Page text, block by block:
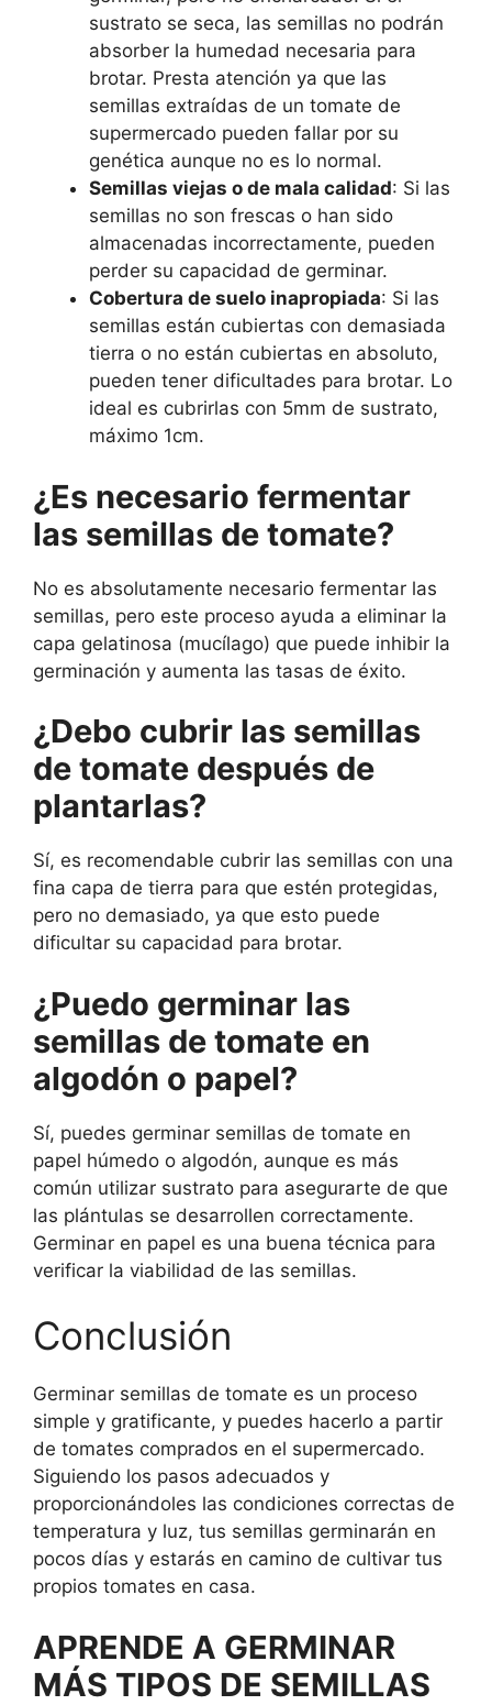
sustrato se seca, las semillas no podrán
absorber la humedad necesaria para
brotar. Presta atención ya que las
semillas extraídas de un tomate de
supermercado pueden fallar por su
genética aunque no es lo normal.
Semillas viejas o de mala calidad: Si las
semillas no son frescas o han sido
almacenadas incorrectamente, pueden
perder su capacidad de germinar.
Cobertura de suelo inapropiada: Si las
semillas están cubiertas con demasiada
tierra o no están cubiertas en absoluto,
pueden tener dificultades para brotar. Lo
ideal es cubrirlas con 5mm de sustrato,
máximo 1cm.
¿Es necesario fermentar
las semillas de tomate?
No es absolutamente necesario fermentar las
semillas, pero este proceso ayuda a eliminar la
capa gelatinosa (mucílago) que puede inhibir la
germinación y aumenta las tasas de éxito.
¿Debo cubrir las semillas
de tomate después de
plantarlas?
Sí, es recomendable cubrir las semillas con una
fina capa de tierra para que estén protegidas,
pero no demasiado, ya que esto puede
dificultar su capacidad para brotar.
¿Puedo germinar las
semillas de tomate en
algodón o papel?
Sí, puedes germinar semillas de tomate en
papel húmedo o algodón, aunque es más
común utilizar sustrato para asegurarte de que
las plántulas se desarrollen correctamente.
Germinar en papel es una buena técnica para
verificar la viabilidad de las semillas.
Conclusión
Germinar semillas de tomate es un proceso
simple y gratificante, y puedes hacerlo a partir
de tomates comprados en el supermercado.
Siguiendo los pasos adecuados y
proporcionándoles las condiciones correctas de
temperatura y luz, tus semillas germinarán en
pocos días y estarás en camino de cultivar tus
propios tomates en casa.
APRENDE A GERMINAR
MÁS TIPOS DE SEMILLAS